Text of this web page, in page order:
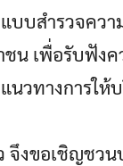
บบสำรวจคว
น เพื่อรับฟัง
วทางการให้
จึงขอเชิญช